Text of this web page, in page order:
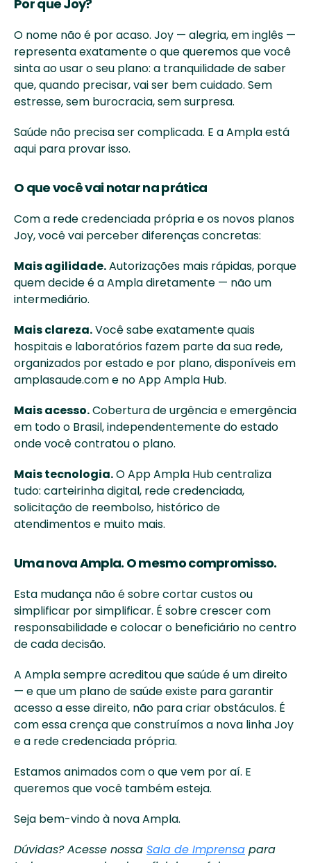
Por que Joy?
O nome não é por acaso. Joy — alegria, em inglês —
representa exatamente o que queremos que você
sinta ao usar o seu plano: a tranquilidade de saber
que, quando precisar, vai ser bem cuidado. Sem
estresse, sem burocracia, sem surpresa.
Saúde não precisa ser complicada. E a Ampla está
aqui para provar isso.
O que você vai notar na prática
Com a rede credenciada própria e os novos planos
Joy, você vai perceber diferenças concretas:
Mais agilidade. Autorizações mais rápidas, porque
quem decide é a Ampla diretamente — não um
intermediário.
Mais clareza. Você sabe exatamente quais
hospitais e laboratórios fazem parte da sua rede,
organizados por estado e por plano, disponíveis em
amplasaude.com e no App Ampla Hub.
Mais acesso. Cobertura de urgência e emergência
em todo o Brasil, independentemente do estado
onde você contratou o plano.
Mais tecnologia. O App Ampla Hub centraliza
tudo: carteirinha digital, rede credenciada,
solicitação de reembolso, histórico de
atendimentos e muito mais.
Uma nova Ampla. O mesmo compromisso.
Esta mudança não é sobre cortar custos ou
simplificar por simplificar. É sobre crescer com
responsabilidade e colocar o beneficiário no centro
de cada decisão.
A Ampla sempre acreditou que saúde é um direito
— e que um plano de saúde existe para garantir
acesso a esse direito, não para criar obstáculos. É
com essa crença que construímos a nova linha Joy
e a rede credenciada própria.
Estamos animados com o que vem por aí. E
queremos que você também esteja.
Seja bem-vindo à nova Ampla.
Dúvidas? Acesse nossa Sala de Imprensa para